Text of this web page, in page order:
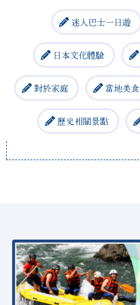
迷人巴士一日遊
日本文化體驗
對於家庭 當地美食
歷史相關景點